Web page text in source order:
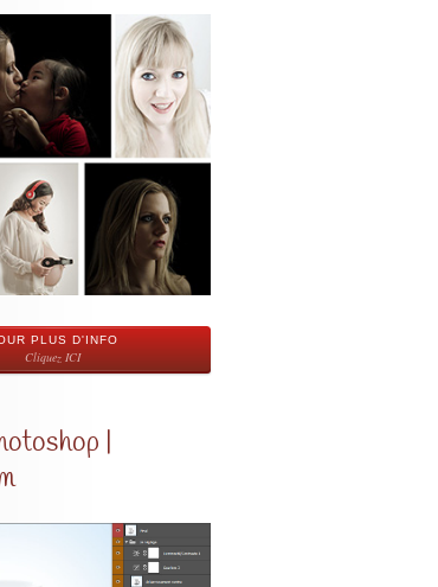
PLUS D'INFO
Cliquez ICI
|